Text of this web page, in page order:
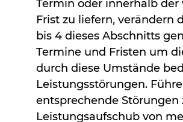
Termin oder innerhalb der
Frist zu liefern, verändern
bis 4 dieses Abschnitts
Termine und Fristen um
durch diese Umstände
Leistungsstörungen.
entsprechende Störungen
Leistungsaufschub von